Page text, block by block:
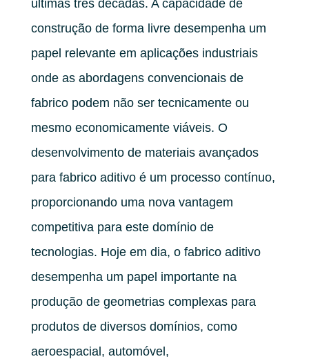
últimas três décadas. A capacidade de
construção de forma livre desempenha um
papel relevante em aplicações industriais
onde as abordagens convencionais de
fabrico podem não ser tecnicamente ou
mesmo economicamente viáveis. O
desenvolvimento de materiais avançados
para fabrico aditivo é um processo contínuo,
proporcionando uma nova vantagem
competitiva para este domínio de
tecnologias. Hoje em dia, o fabrico aditivo
desempenha um papel importante na
produção de geometrias complexas para
produtos de diversos domínios, como
aeroespacial, automóvel,